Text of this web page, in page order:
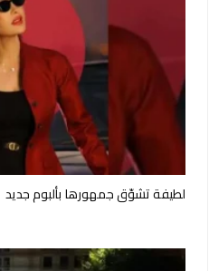
لطيفة تشوّق جمهورها بألبوم جديد